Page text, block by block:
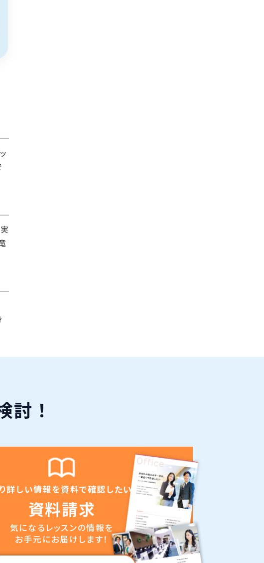
討！
詳しい情報を資料で確認したい
資料請求
気になるレッスンの情報を
お手元にお届けします！